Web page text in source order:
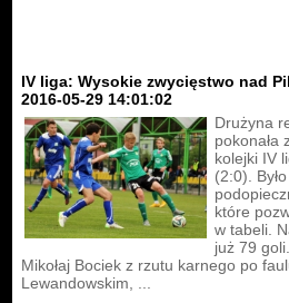
IV liga: Wysokie zwycięstwo nad
2016-05-29 14:01:02
Drużyna
pokonała
kolejki IV
(2:0).
które
w tabeli.
już 79
Mikołaj Bociek z rzutu karnego po
Lewandowskim, ...